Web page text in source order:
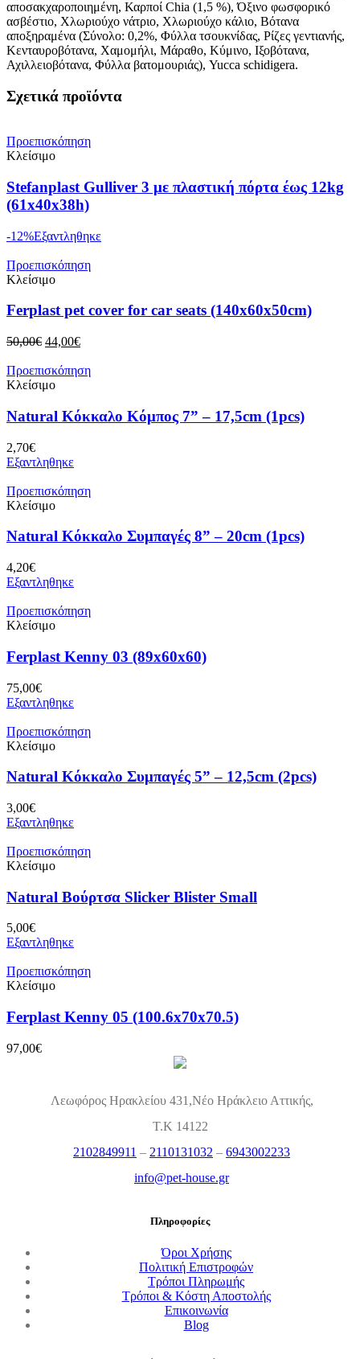
αποσακχαροποιημένη, Καρποί Chia (1,5 %), Όξινο φωσφορικό
ασβέστιο, Χλωριούχο νάτριο, Χλωριούχο κάλιο, Βότανα
αποξηραμένα (Σύνολο: 0,2%, Φύλλα τσουκνίδας, Ρίζες γεντιανής,
Κενταυροβότανα, Χαμομήλι, Μάραθο, Κύμινο, Ιξοβότανα,
Αχιλλειοβότανα, Φύλλα βατομουριάς), Yucca schidigera.
Σχετικά προϊόντα
Προεπισκόπηση
Κλείσιμο
Stefanplast Gulliver 3 με πλαστική πόρτα έως 12kg
(61x40x38h)
-12%Εξαντληθηκε
Προεπισκόπηση
Κλείσιμο
Ferplast pet cover for car seats (140x60x50cm)
50,00€ Original
was:
50,00€.
44,00€Η
τιμή
Προεπισκόπηση
Κλείσιμο
Natural Κόκκαλο Κόμπος 7” – 17,5cm (1pcs)
2,70€
Εξαντληθηκε
Προεπισκόπηση
Κλείσιμο
Natural Κόκκαλο Συμπαγές 8” – 20cm (1pcs)
4,20€
Εξαντληθηκε
Προεπισκόπηση
Κλείσιμο
Ferplast Kenny 03 (89x60x60)
75,00€
Εξαντληθηκε
Προεπισκόπηση
Κλείσιμο
Natural Κόκκαλο Συμπαγές 5” – 12,5cm (2pcs)
3,00€
Εξαντληθηκε
Προεπισκόπηση
Κλείσιμο
Natural Βούρτσα Slicker Blister Small
5,00€
Εξαντληθηκε
Προεπισκόπηση
Κλείσιμο
Ferplast Kenny 05 (100.6x70x70.5)
97,00€
Λεωφόρος Ηρακλείου 431,Νέο Ηράκλειο Αττικής,
Τ.Κ 14122
2102849911 – 2110131032 – 6943002233
info@pet-house.gr
Πληροφορίες
Όροι Χρήσης
Πολιτική Επιστροφών
Τρόποι Πληρωμής
Τρόποι & Κόστη Αποστολής
Επικοινωνία
Blog